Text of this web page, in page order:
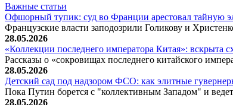
Важные статьи
Офшорный тупик: суд во Франции арестовал тайную
Французские власти заподозрили Голикову и
28.05.2026
«Коллекции последнего императора Китая»: вскрыта
Рассказы о «сокровищах последнего китайского
28.05.2026
Детский сад под надзором ФСО: как элитные
Пока Путин борется с "коллективным Западом" и
28.05.2026